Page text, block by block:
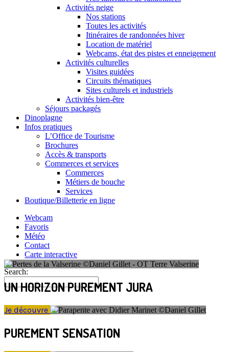
Activités neige
Nos stations
Toutes les activités
Itinéraires de randonnées hiver
Location de matériel
Webcams, état des pistes et enneigement
Activités culturelles
Visites guidées
Circuits thématiques
Sites culturels et industriels
Activités bien-être
Séjours packagés
Dinoplagne
Infos pratiques
L’Office de Tourisme
Brochures
Accès & transports
Commerces et services
Commerces
Métiers de bouche
Services
Boutique/Billetterie en ligne
Webcam
Favoris
Météo
Contact
Carte interactive
Search:
UN HORIZON PUREMENT JURA
Je découvre
PUREMENT SENSATION